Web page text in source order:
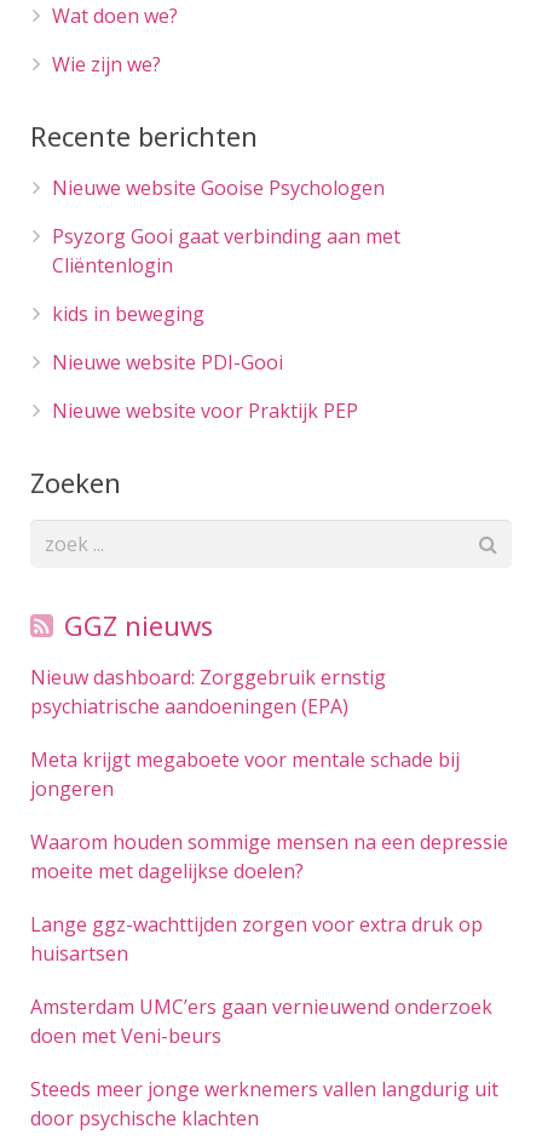
Wat doen we?
Wie zijn we?
Recente berichten
Nieuwe website Gooise Psychologen
Psyzorg Gooi gaat verbinding aan met
Cliëntenlogin
kids in beweging
Nieuwe website PDI-Gooi
Nieuwe website voor Praktijk PEP
Zoeken
GGZ nieuws
Nieuw dashboard: Zorggebruik ernstig
psychiatrische aandoeningen (EPA)
Meta krijgt megaboete voor mentale schade bij
jongeren
Waarom houden sommige mensen na een depressie
moeite met dagelijkse doelen?
Lange ggz-wachttijden zorgen voor extra druk op
huisartsen
Amsterdam UMC’ers gaan vernieuwend onderzoek
doen met Veni-beurs
Steeds meer jonge werknemers vallen langdurig uit
door psychische klachten